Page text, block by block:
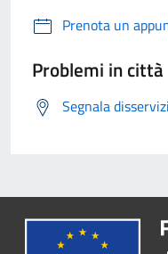
Prenota un
Problemi in città
Segnala